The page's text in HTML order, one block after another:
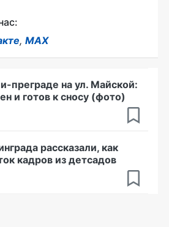
, MAX
преграде на ул. Майской:
и готов к сносу (фото)
рассказали, как
кадров из детсадов